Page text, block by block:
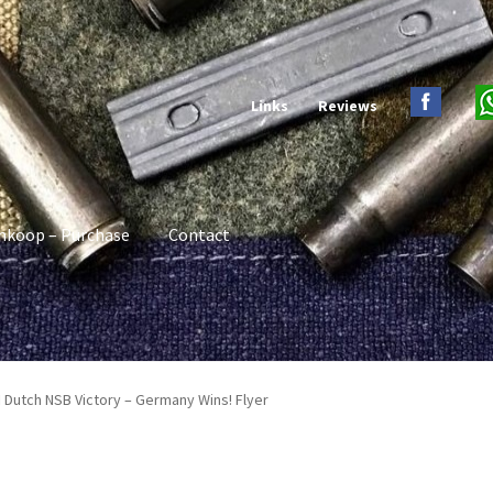
Links Reviews
– Purchase Contact
Dutch NSB Victory – Germany Wins! Flyer